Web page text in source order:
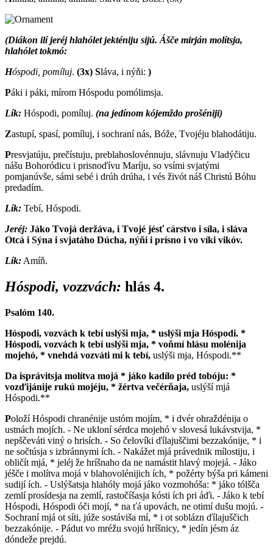
(Diákon ilí jeréj hlahólet jekténiju sijú. Ášče mirján molítsja,
hlahólet tokmó:
Hóspodi, pomíluj. (3x) Sláva, i nýňi: )
Páki i páki, mírom Hóspodu pomólimsja.
Lík: Hóspodi, pomíluj. (na jedínom kójemždo prošéniji)
Zastupí, spasí, pomíluj, i sochraní nás, Bóže, Tvojéju blahodátiju.
Presvjatúju, prečístuju, preblahoslovénnuju, slávnuju Vladýčicu
nášu Bohoródicu i prisnoďívu Maríju, so vsími svjatými
pomjanúvše, sámi sebé i drúh drúha, i vés živót náš Christú Bóhu
predadím.
Lík: Tebí, Hóspodi.
Jeréj: Jáko Tvojá deržáva, i Tvojé jésť cárstvo i síla, i sláva
Otcá i Sýna i svjatáho Dúcha, nýňi i prísno i vo víki vikóv.
Lík: Amíň.
Hóspodi, vozzvách: hlás 4.
Psalóm 140.
Hóspodi, vozvách k tebí uslýši mja, * uslýši mja Hóspodi. *
Hóspodi, vozvách k tebí uslýši mja, * voňmí hlásu molénija
mojehó, * vnehdá vozváti mi k tebí, uslýši mja, Hóspodi.**
Da isprávitsja molítva mojá * jáko kadílo préd tobóju: *
vozďijánije rukú mojéju, * žértva večérňaja, uslýší mjá
Hóspodi.**
Položí Hóspodi chranénije ustóm mojím, * i dvér ohraždénija o
ustnách mojích. - Ne ukloní sérdca mojehó v slovesá lukávstvija, *
nepščeváti viný o hrisích. - So čelovíki ďílajuščimi bezzakónije, * i
ne sočtúsja s izbránnymi ích. - Nakážet mjá právednik mílostiju, i
obličít mjá, * jeléj že hríšnaho da ne namástit hlavý mojejá. - Jáko
jéšče i molítva mojá v blahovolénijich ích, * požérty býša pri kámeni
sudijí ích. - Uslýšatsja hlahóly mojá jáko vozmohóša: * jáko tólšča
zemlí prosídesja na zemlí, rastočíšasja kósti ích pri áďi. - Jáko k tebí
Hóspodi, Hóspodi óči mojí, * na ťá upovách, ne otimí dušu mojú. -
Sochraní mjá ot síti, júže sostáviša mí, * i ot soblázn ďílajuščich
bezzakónije. - Pádut vo mréžu svojú hríšnicy, * jedín jésm áz
dóndeže prejdú.